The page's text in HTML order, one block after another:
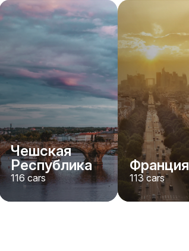
Ferrari
F8 Spider
2022• кабриолет, спорт
RNWMPA4V
Забронировать сейчас
Чешская
Республика
116cars
Франция
113cars